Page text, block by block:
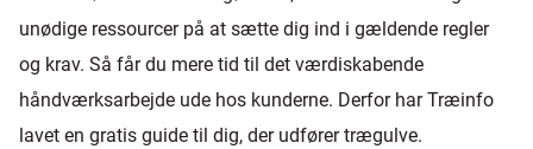
unødige ressourcer på at sætte dig ind i gældende regler
og krav. Så får du mere tid til det værdiskabende
håndværksarbejde ude hos kunderne. Derfor har Træinfo
lavet en gratis guide til dig, der udfører trægulve.